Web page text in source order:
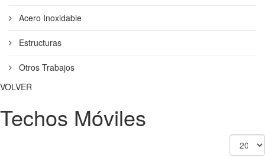
Acero Inoxidable
Estructuras
Otros Trabajos
VOLVER
Techos Móviles